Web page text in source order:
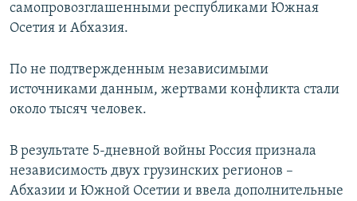
самопровозглашенными республиками Южная
Осетия и Абхазия.
По не подтвержденным независимыми
источниками данным, жертвами конфликта стали
около тысяч человек.
В результате 5-дневной войны Россия признала
независимость двух грузинских регионов –
Абхазии и Южной Осетии и ввела дополнительные